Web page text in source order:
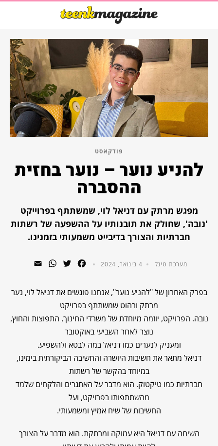
פודקאסט
להניע נוער – נוער בחזית
ההסברה
מפגש מרתק עם דניאל לוי, שמשתתף בפרוייקט
'נובה', שחולק את תובנותיו על ההשפעה של רשתות
חברתיות והצורך בדיבייט משמעותי בזמנינו.
מערכת טינק 4 בינואר, 2024 Facebook
Twitter
WhatsApp
בפרק האחרון של "להניע נוער", אנחנו פוגשים את דניאל לוי, נער
מרתק ורהוט שמשתתף בפרויקט
נובה. הפרויקט, יוזמה מיוחדת של משרדי החינוך, התפוצות והחוץ,
נוצר לאחר השביעי באוקטובר
ומעניק לנערים כמו דניאל במה לבטא ולהשפיע.
דניאל מתאר את חשיבות היושרה והחשיבה הביקורתית בימינו,
במיוחד בהקשר של רשתות
חברתיות כמו טיקטוק. הוא מדבר על האתגרים והלקחים שלמד
מהשתתפותו בפרויקט, ועל
החשיבות של שיח אמיץ ומשמעותי.
השיחה עם דניאל היא עמוקה ומרתקת. הוא מדבר על הצורך